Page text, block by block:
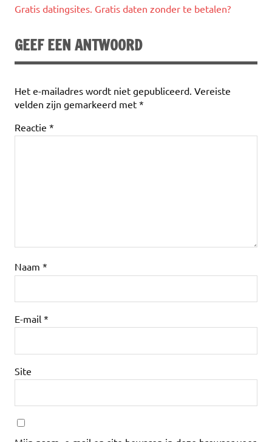
Gratis datingsites. Gratis daten zonder te betalen?
GEEF EEN ANTWOORD
Het e-mailadres wordt niet gepubliceerd. Vereiste
velden zijn gemarkeerd met *
Reactie *
Naam *
E-mail *
Site